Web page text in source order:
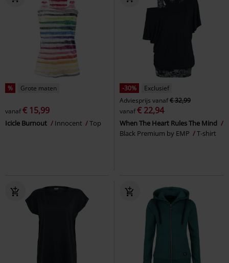
% Grote maten
vanaf€ 15,99
Icicle Burnout Innocent Top
-30%
Exclusief
Adviesprijs vanaf€ 32,99
vanaf€ 22,94
When The Heart Rules The Mind
Black Premium by EMP
T-shirt